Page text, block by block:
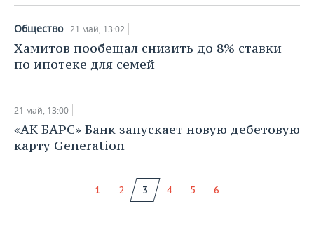
Общество 21 май, 13:02
Хамитов пообещал снизить до 8% ставки
по ипотеке для семей
21 май, 13:00
«АК БАРС» Банк запускает новую дебетовую
карту Generation
1 2 3 4 5 6